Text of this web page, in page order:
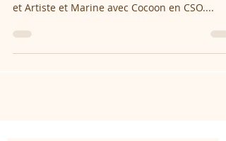
et Artiste et Marine avec Cocoon en CSO....